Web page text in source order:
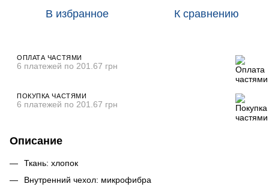
В избранное К сравнению
ОПЛАТА ЧАСТЯМИ
6 платежей по 201.67 грн
ПОКУПКА ЧАСТЯМИ
6 платежей по 201.67 грн
Описание
Ткань: хлопок
Внутренний чехол: микрофибра